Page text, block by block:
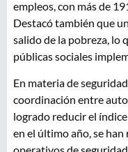
empleos, con más de
Destacó también que
salido de la pobreza, lo
públicas sociales
En materia de
coordinación entre
logrado reducir el
en el último año, se